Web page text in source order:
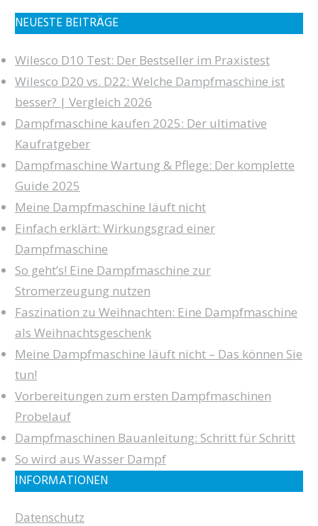
NEUESTE BEITRÄGE
Wilesco D10 Test: Der Bestseller im Praxistest
Wilesco D20 vs. D22: Welche Dampfmaschine ist
besser? | Vergleich 2026
Dampfmaschine kaufen 2025: Der ultimative
Kaufratgeber
Dampfmaschine Wartung & Pflege: Der komplette
Guide 2025
Meine Dampfmaschine läuft nicht
Einfach erklärt: Wirkungsgrad einer
Dampfmaschine
So geht’s! Eine Dampfmaschine zur
Stromerzeugung nutzen
Faszination zu Weihnachten: Eine Dampfmaschine
als Weihnachtsgeschenk
Meine Dampfmaschine läuft nicht – Das können Sie
tun!
Vorbereitungen zum ersten Dampfmaschinen
Probelauf
Dampfmaschinen Bauanleitung: Schritt für Schritt
So wird aus Wasser Dampf
INFORMATIONEN
Datenschutz